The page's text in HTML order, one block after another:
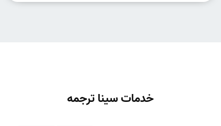
خدمات سینا ترجمه